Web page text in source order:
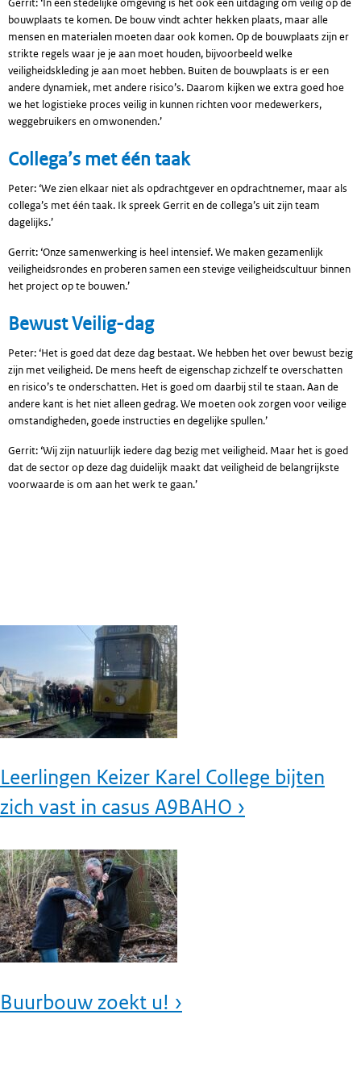
Gerrit: ‘In een stedelijke omgeving is het ook een uitdaging om veilig op de
bouwplaats te komen. De bouw vindt achter hekken plaats, maar alle
mensen en materialen moeten daar ook komen. Op de bouwplaats zijn er
strikte regels waar je je aan moet houden, bijvoorbeeld welke
veiligheidskleding je aan moet hebben. Buiten de bouwplaats is er een
andere dynamiek, met andere risico’s. Daarom kijken we extra goed hoe
we het logistieke proces veilig in kunnen richten voor medewerkers,
weggebruikers en omwonenden.’
Collega’s met één taak
Peter: ‘We zien elkaar niet als opdrachtgever en opdrachtnemer, maar als
collega’s met één taak. Ik spreek Gerrit en de collega’s uit zijn team
dagelijks.’
Gerrit: ‘Onze samenwerking is heel intensief. We maken gezamenlijk
veiligheidsrondes en proberen samen een stevige veiligheidscultuur binnen
het project op te bouwen.’
Bewust Veilig-dag
Peter: ‘Het is goed dat deze dag bestaat. We hebben het over bewust bezig
zijn met veiligheid. De mens heeft de eigenschap zichzelf te overschatten
en risico’s te onderschatten. Het is goed om daarbij stil te staan. Aan de
andere kant is het niet alleen gedrag. We moeten ook zorgen voor veilige
omstandigheden, goede instructies en degelijke spullen.’
Gerrit: ‘Wij zijn natuurlijk iedere dag bezig met veiligheid. Maar het is goed
dat de sector op deze dag duidelijk maakt dat veiligheid de belangrijkste
voorwaarde is om aan het werk te gaan.’
Leerlingen Keizer Karel College bijten
zich vast in casus A9BAHO ›
Buurbouw zoekt u! ›